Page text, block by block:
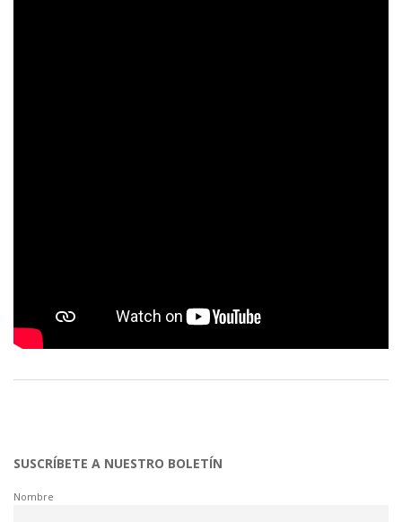
SUSCRÍBETE A NUESTRO BOLETÍN
Nombre